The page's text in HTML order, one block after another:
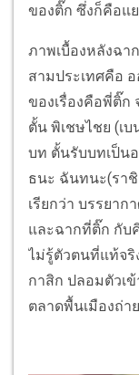
ของติ๊ก ซึ่งก็คือแ
ภาพเบื้องหลังฉา
สามประเทศคือ
ของเรื่องคือพี่ติ๊ก
ตั้น พิเชษไชย (เ
บท ตั้นรับบทเป็น
ธนะ ฉันทนะ(รา
เรียกว่า บรรยาก
และฉากที่ติ๊ก กับ
ไม่รู้ตัวตนที่แท้จริ
กาสิก ปลอมตัวเ
ตลาดพื้นเมืองถ่า